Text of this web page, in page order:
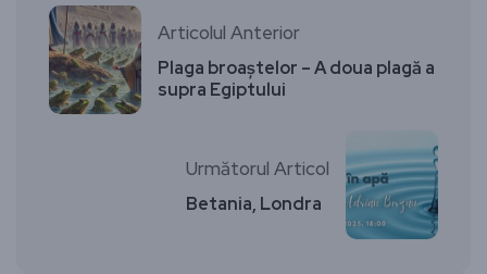
Articolul Anterior
Plaga broaștelor – A doua plagă a
supra Egiptului
Următorul Articol
Betania, Londra